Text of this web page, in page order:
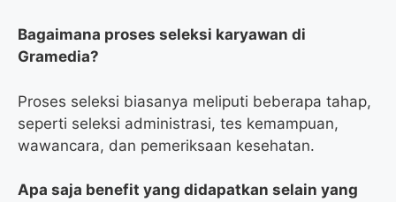
Bagaimana proses seleksi karyawan di
Gramedia?
Proses seleksi biasanya meliputi beberapa tahap,
seperti seleksi administrasi, tes kemampuan,
wawancara, dan pemeriksaan kesehatan.
Apa saja benefit yang didapatkan selain yang